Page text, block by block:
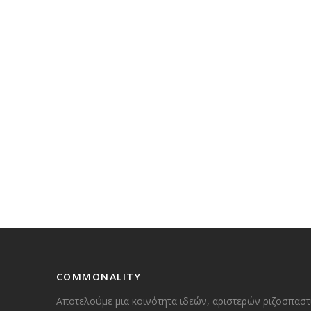
COMMONALITY
Αποτελούμε μια κοινότητα ιδεών, αριστερών